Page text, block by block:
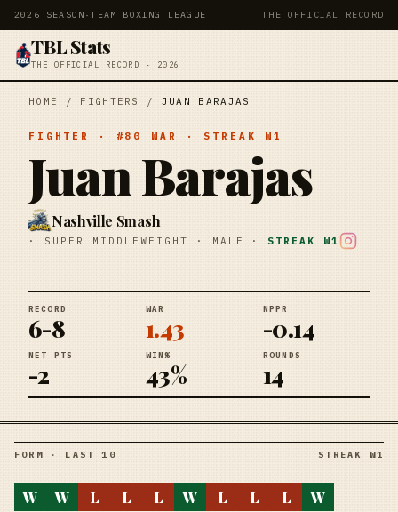
2026 SEASON ·TEAM BOXING LEAGUE THE OFFICIAL RECORD
TBL Stats
THE OFFICIAL RECORD · 2026
HOME / FIGHTERS / JUAN BARAJAS
FIGHTER · # 80 WAR · STREAK W1
Juan Barajas
Nashville Smash
· SUPER MIDDLEWEIGHT · MALE ·STREAK W1
RECORD
6-8
WAR
1.43
NPPR
-0.14
NET PTS
-2
WIN%
43%
ROUNDS
14
FORM · LAST 10 STREAK W1
W W L L L W L L L W